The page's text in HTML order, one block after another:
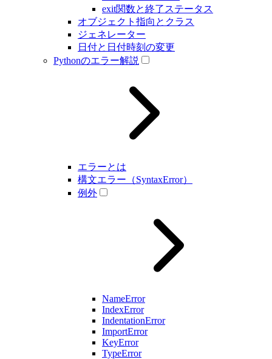
exit関数と終了ステータス
オブジェクト指向とクラス
ジェネレーター
日付と日付時刻の変更
Pythonのエラー解説
エラーとは
構文エラー（SyntaxError）
例外
NameError
IndexError
IndentationError
ImportError
KeyError
TypeError